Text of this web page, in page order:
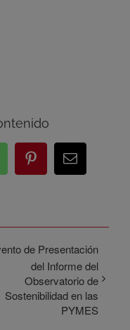
PinterestCorreo
de Presentación
del Informe del
Observatorio de
Sostenibilidad en las
PYMES